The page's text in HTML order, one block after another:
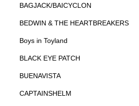
BAGJACK/BAICYCLON
BEDWIN & THE HEARTBREAKERS
Boys in Toyland
BLACK EYE PATCH
BUENAVISTA
CAPTAINSHELM